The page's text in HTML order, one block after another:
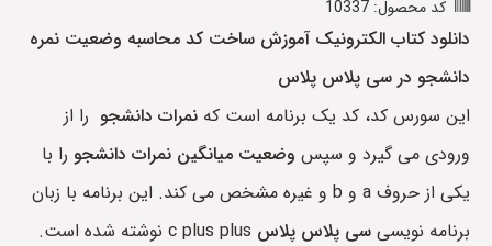
کد محصول: 10337
دانلود کتاب الکترونیک آموزش ساخت کد محاسبه وضعیت نمره
دانشجو در سی پلاس پلاس
این سورس کد، کد یک برنامه است که نمرات دانشجو را از
ورودی می گیرد و سپس وضعیت میانگین نمرات دانشجو را با
یکی از حروف a و b و غیره مشخص می کند. این برنامه با زبان
برنامه نویسی سی پلاس پلاس
c plus plus نوشته شده است.